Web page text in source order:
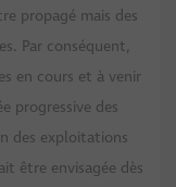
propagé mais des
Par conséquent,
en cours et à venir
progressive des
des exploitations
être envisagée dès